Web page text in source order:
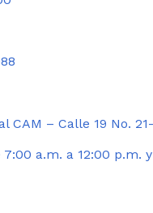
– Calle 19 No.
a.m. a 12:00 p.m.